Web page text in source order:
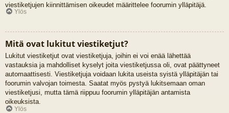
viestiketjujen kiinnittämisen oikeudet määrittelee foorumin ylläpitäjä.
Ylös
Mitä ovat lukitut viestiketjut?
Lukitut viestiketjut ovat viestiketjuja, joihin ei voi enää lähettää
vastauksia ja mahdolliset kyselyt joita viestiketjussa oli, ovat päättyneet
automaattisesti. Viestiketjuja voidaan lukita useista syistä ylläpitäjän tai
foorumin valvojan toimesta. Saatat myös pystyä lukitsemaan oman
viestiketjusi, mutta tämä riippuu foorumin ylläpitäjän antamista
oikeuksista.
Ylös